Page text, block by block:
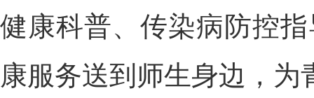
健康科普、传染病防控
康服务送到师生身边，